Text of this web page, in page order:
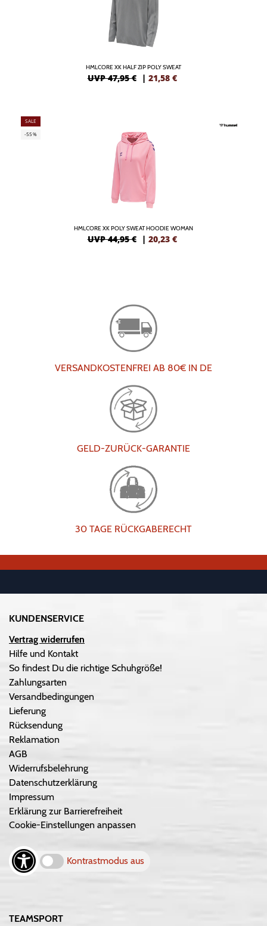
HMLCORE XK HALF ZIP POLY SWEAT
UVP 47,95 € | 21,58 €
SALE
-55%
HMLCORE XK POLY SWEAT HOODIE WOMAN
UVP 44,95 € | 20,23 €
VERSANDKOSTENFREI AB 80€ IN DE
GELD-ZURÜCK-GARANTIE
30 TAGE RÜCKGABERECHT
KUNDENSERVICE
Vertrag widerrufen
Hilfe und Kontakt
So findest Du die richtige Schuhgröße!
Zahlungsarten
Versandbedingungen
Lieferung
Rücksendung
Reklamation
AGB
Widerrufsbelehrung
Datenschutzerklärung
Impressum
Erklärung zur Barrierefreiheit
Cookie-Einstellungen anpassen
Kontrastmodus aus
TEAMSPORT